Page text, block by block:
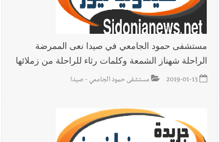
مستشفى حمود الجامعي في صيدا نعى الممرضة
الراحلة شهناز الشمعة وكلمات رثاء للراحلة من زملائها
2019-01-13 مستشفى حمود الجامعي - صيدا